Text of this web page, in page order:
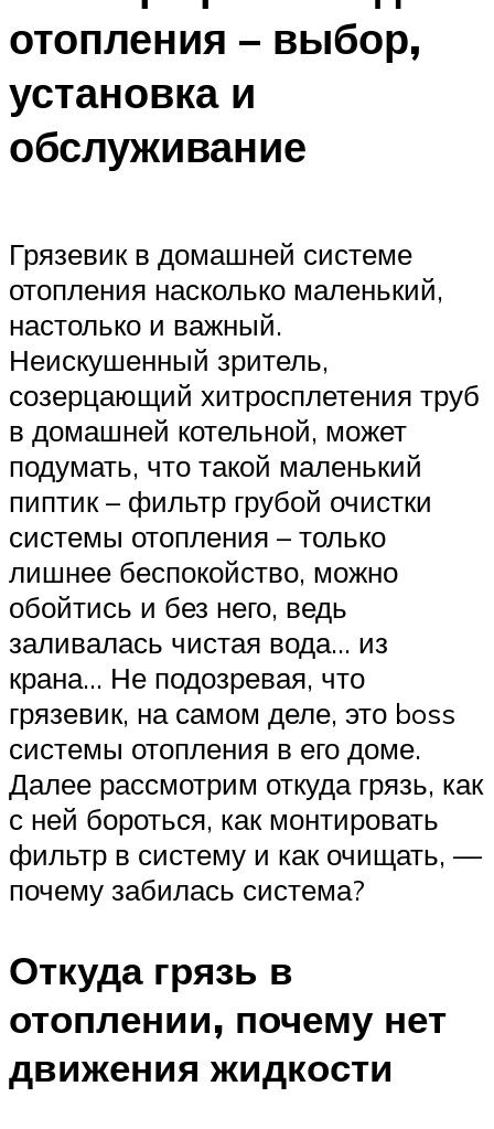
отопления – выбор,
установка и
обслуживание
Грязевик в домашней системе
отопления насколько маленький,
настолько и важный.
Неискушенный зритель,
созерцающий хитросплетения труб
в домашней котельной, может
подумать, что такой маленький
пиптик – фильтр грубой очистки
системы отопления – только
лишнее беспокойство, можно
обойтись и без него, ведь
заливалась чистая вода… из
крана… Не подозревая, что
грязевик, на самом деле, это boss
системы отопления в его доме.
Далее рассмотрим откуда грязь, как
с ней бороться, как монтировать
фильтр в систему и как очищать, —
почему забилась система?
Откуда грязь в
отоплении, почему нет
движения жидкости